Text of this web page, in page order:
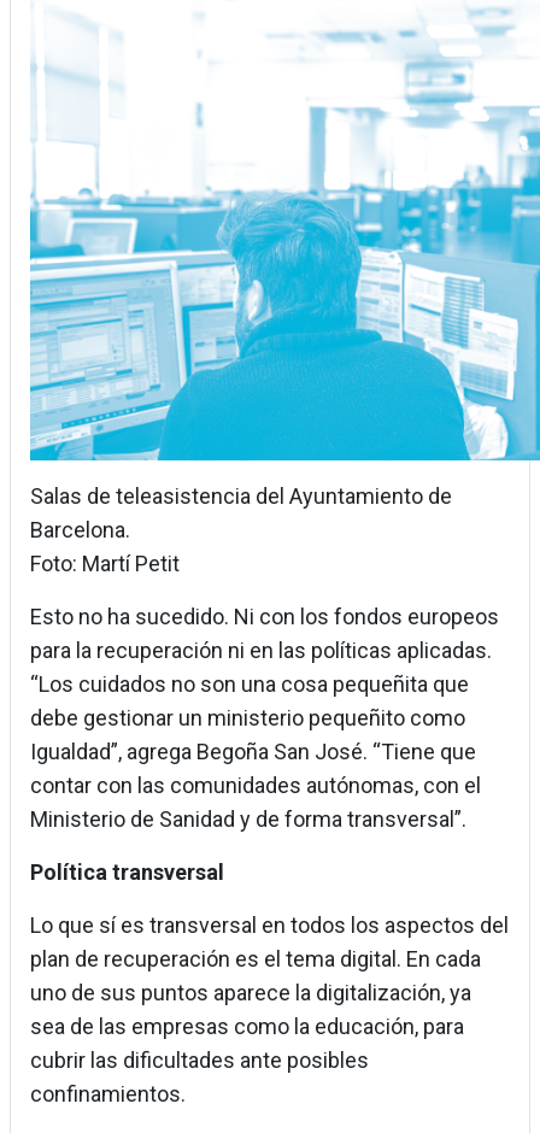
Salas de teleasistencia del Ayuntamiento de
Barcelona.
Foto: Martí Petit
Esto no ha sucedido. Ni con los fondos europeos
para la recuperación ni en las políticas aplicadas.
“Los cuidados no son una cosa pequeñita que
debe gestionar un ministerio pequeñito como
Igualdad”, agrega Begoña San José. “Tiene que
contar con las comunidades autónomas, con el
Ministerio de Sanidad y de forma transversal”.
Política transversal
Lo que sí es transversal en todos los aspectos del
plan de recuperación es el tema digital. En cada
uno de sus puntos aparece la digitalización, ya
sea de las empresas como la educación, para
cubrir las dificultades ante posibles
confinamientos.